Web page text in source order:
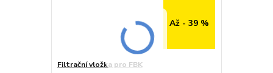
Až - 39 %
Filtrační vložka pro FBK